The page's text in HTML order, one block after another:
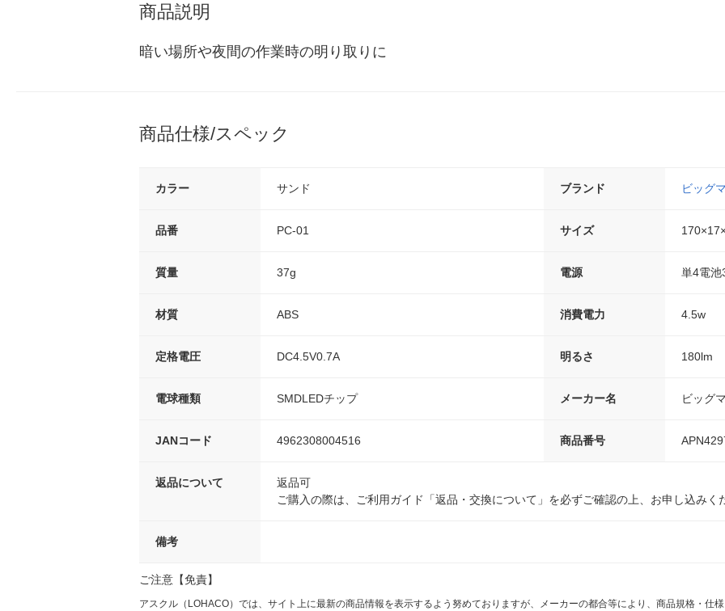
商品説明
暗い場所や夜間の作業時の明り取りに
商品仕様/スペック
カラー サンド ブランド ビッグ
品番 PC-01 サイズ
質量 37g 電源 単4電池
材質 ABS 消費電力 4.5w
定格電圧 DC4.5V0.7A 明るさ 180lm
電球種類 SMDLEDチップ メーカー名 ビッグ
JANコード 4962308004516 商品番号
返品について
返品可
ご購入の際は、ご利用ガイド「返品・交換について」を必ずご確認の上、お申し込みく
備考
ご注意【免責】
アスクル（LOHACO）では、サイト上に最新の商品情報を表示するよう努めておりますが、メーカーの都合等により、商品規格・仕